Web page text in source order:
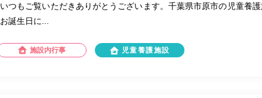
いつもご覧いただきありがとうございます。千葉県市原市の児童養
お誕生日に...
施設内行事 児童養護施設